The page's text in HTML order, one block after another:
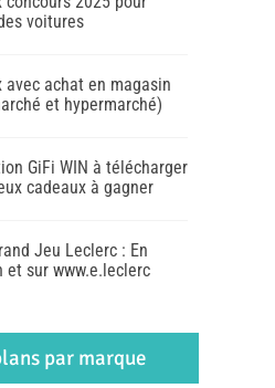
voitures
avec achat en magasin
et hypermarché)
GiFi WIN à télécharger
cadeaux à gagner
Jeu Leclerc : En
et sur www.e.leclerc
par marque